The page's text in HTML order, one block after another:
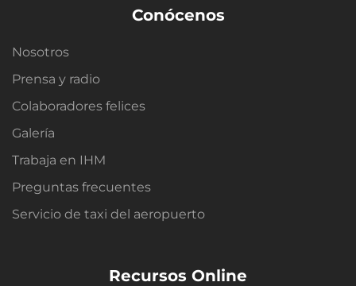
Conócenos
Nosotros
Prensa y radio
Colaboradores felices
Galería
Trabaja en IHM
Preguntas frecuentes
Servicio de taxi del aeropuerto
Recursos Online